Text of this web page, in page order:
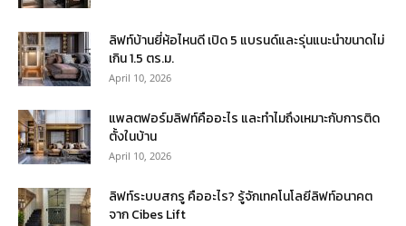
ลิฟท์บ้านยี่ห้อไหนดี เปิด 5 แบรนด์และรุ่นแนะนำขนาดไม่
เกิน 1.5 ตร.ม.
April 10, 2026
แพลตฟอร์มลิฟท์คืออะไร และทำไมถึงเหมาะกับการติด
ตั้งในบ้าน
April 10, 2026
ลิฟท์ระบบสกรู คืออะไร? รู้จักเทคโนโลยีลิฟท์อนาคต
จาก Cibes Lift